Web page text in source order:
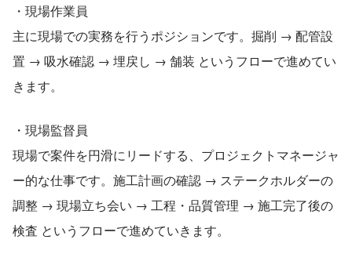
・現場作業員
主に現場での実務を行うポジションです。掘削 → 配管設
置 → 吸水確認 → 埋戻し → 舗装 ​というフローで進めてい
きます。
・現場監督員
現場で案件を円滑にリードする、プロジェクトマネージャ
ー的な仕事です。施工計画の確認 → ステークホルダーの
調整 → 現場立ち会い → 工程・品質管理 → 施工完了後の
検査 というフローで進めていきます。